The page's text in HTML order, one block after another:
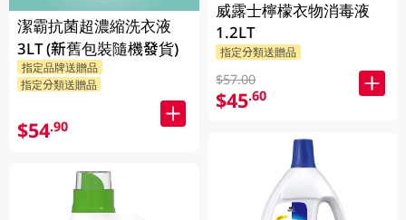
潔霸抗菌超濃縮洗衣液
3LT (新舊包裝隨機發貨)
指定品牌送贈品
指定分類送贈品
$54.90
威露士檸檬衣物消毒液
1.2LT
指定分類送贈品
$57.00
$45.60